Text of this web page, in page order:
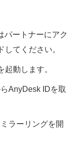
パートナーにアク
てください。
動します。
AnyDesk IDを取
ラーリングを開